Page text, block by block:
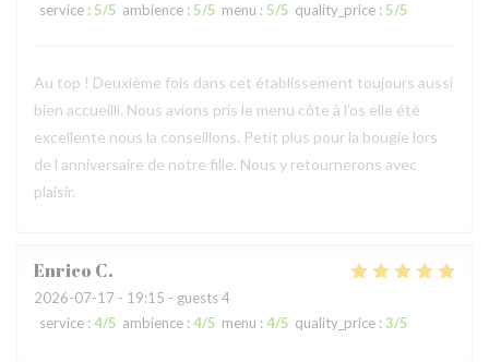
service : 5/5 ambience : 5/5 menu : 5/5 quality_price : 5/5
Au top ! Deuxième fois dans cet établissement toujours aussi
bien accueilli. Nous avions pris le menu côte à l’os elle été
excellente nous la conseillons. Petit plus pour la bougie lors
de l anniversaire de notre fille. Nous y retournerons avec
plaisir.
Enrico C
2026-07-17 - 19:15 - guests 4
service : 4/5 ambience : 4/5 menu : 4/5 quality_price : 3/5